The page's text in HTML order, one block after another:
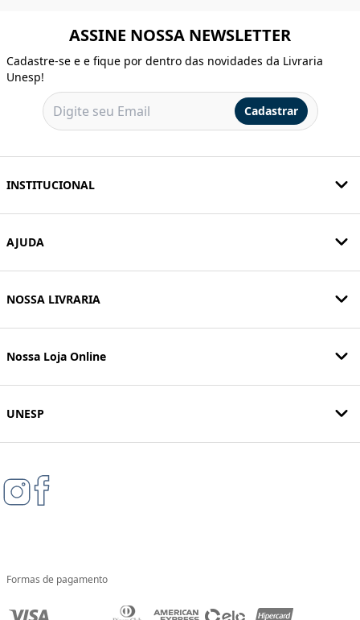
ASSINE NOSSA NEWSLETTER
Cadastre-se e e fique por dentro das novidades da Livraria
Unesp!
Cadastrar
INSTITUCIONAL
AJUDA
NOSSA LIVRARIA
Nossa Loja Online
UNESP
Formas de pagamento